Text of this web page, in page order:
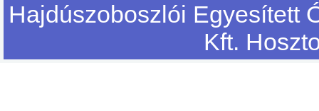
Hajdúszoboszlói Egyesített
Kft.